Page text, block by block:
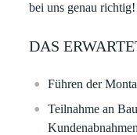
bei uns genau richtig!
DAS
Führen der
Teilnahme an
Kundenabnahmen